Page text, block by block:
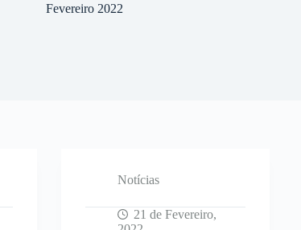
Fevereiro 2022
Notícias
21 de Fevereiro,